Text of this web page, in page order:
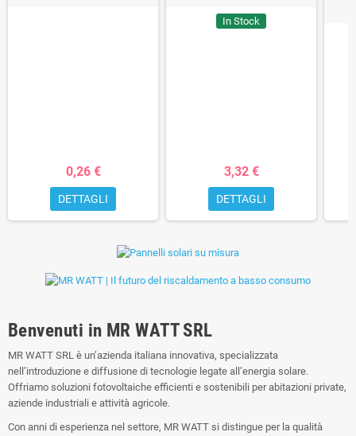
0,26 €
DETTAGLI
In Stock
3,32 €
DETTAGLI
Benvenuti in MR WATT SRL
MR WATT SRL è un’azienda italiana innovativa, specializzata
nell’introduzione e diffusione di tecnologie legate all’energia solare.
Offriamo soluzioni fotovoltaiche efficienti e sostenibili per abitazioni private,
aziende industriali e attività agricole.
Con anni di esperienza nel settore, MR WATT si distingue per la qualità